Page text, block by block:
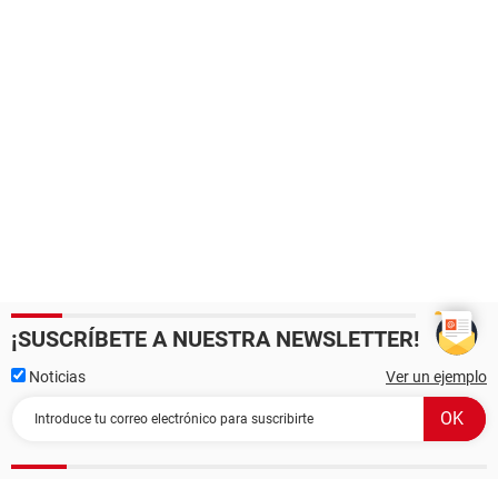
¡SUSCRÍBETE A NUESTRA NEWSLETTER!
Noticias Ver un ejemplo